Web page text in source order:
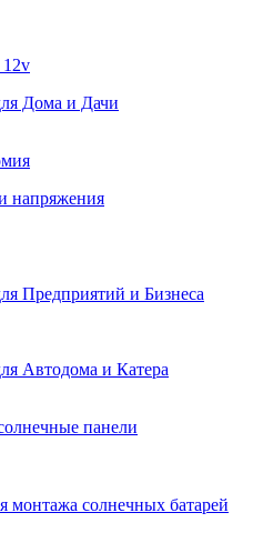
Дома и Дачи
напряжения
Предприятий и Бизнеса
Автодома и Катера
панели
солнечных батарей